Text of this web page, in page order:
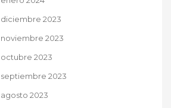
diciembre 2023
noviembre 2023
octubre 2023
septiembre 2023
agosto 2023